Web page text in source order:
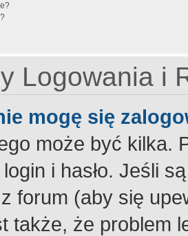
Logowania i
mogę się
może być kilka.
login i hasło. Jeśli
forum (aby się
także, że problem